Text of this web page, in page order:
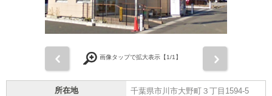
画像タップで拡大表示【1/1】
所在地 千葉県市川市大野町３丁目1594-5